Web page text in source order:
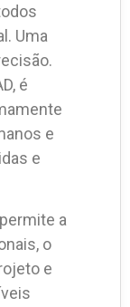
Uma
é
e
e
a
o
e